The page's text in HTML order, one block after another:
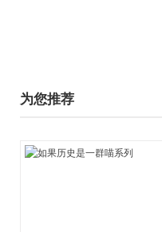
为您推荐